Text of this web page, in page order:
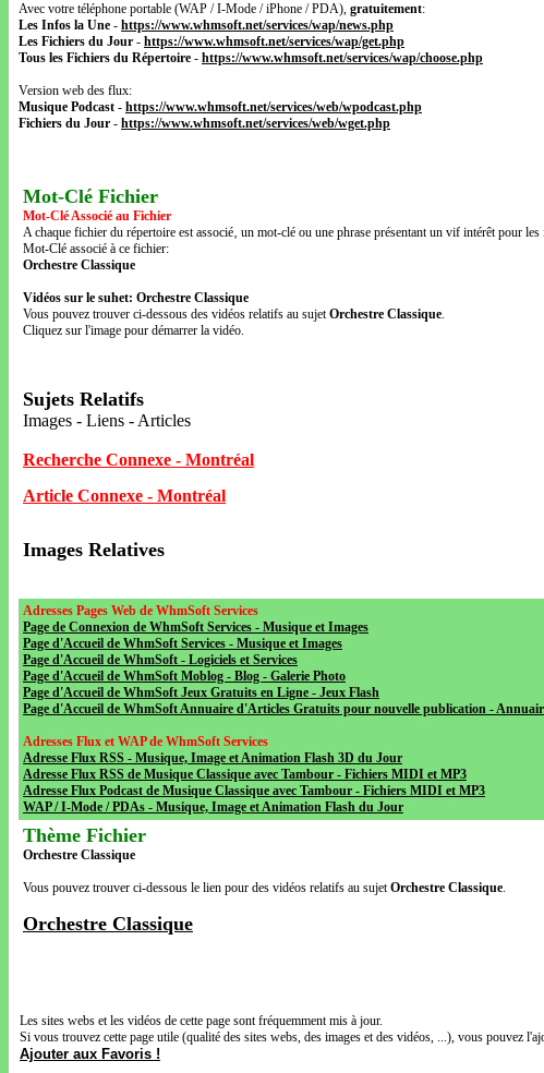
Avec votre téléphone portable (WAP / I-Mode / iPhone / PDA), gratuitement:
Les Infos la Une - https://www.whmsoft.net/services/wap/news.php
Les Fichiers du Jour - https://www.whmsoft.net/services/wap/get.php
Tous les Fichiers du Répertoire - https://www.whmsoft.net/services/wap/choose.php
Version web des flux:
Musique Podcast - https://www.whmsoft.net/services/web/wpodcast.php
Fichiers du Jour - https://www.whmsoft.net/services/web/wget.php
Mot-Clé Fichier
Mot-Clé Associé au Fichier
A chaque fichier du répertoire est associé‚ un mot-clé ou une phrase présentant un vif intérêt pour les
Mot-Clé associé à ce fichier:
Orchestre Classique
Vidéos sur le suhet: Orchestre Classique
Vous pouvez trouver ci-dessous des vidéos relatifs au sujetOrchestre Classique.
Cliquez sur l'image pour démarrer la vidéo.
Sujets Relatifs
Images - Liens - Articles
Recherche Connexe - Montréal
Article Connexe - Montréal
Images Relatives
Adresses Pages Web de WhmSoft Services
Page de Connexion de WhmSoft Services - Musique et Images
Page d'Accueil de WhmSoft Services - Musique et Images
Page d'Accueil de WhmSoft - Logiciels et Services
Page d'Accueil de WhmSoft Moblog - Blog - Galerie Photo
Page d'Accueil de WhmSoft Jeux Gratuits en Ligne - Jeux Flash
Page d'Accueil de WhmSoft Annuaire d'Articles Gratuits pour nouvelle publication -
Adresses Flux et WAP de WhmSoft Services
Adresse Flux RSS - Musique, Image et Animation Flash 3D du Jour
Adresse Flux RSS de Musique Classique avec Tambour - Fichiers MIDI et MP3
Adresse Flux Podcast de Musique Classique avec Tambour - Fichiers MIDI et MP3
WAP / I-Mode / PDAs - Musique, Image et Animation Flash du Jour
Thème Fichier
Orchestre Classique
Vous pouvez trouver ci-dessous le lien pour des vidéos relatifs au sujetOrchestre Classique.
Orchestre Classique
Les sites webs et les vidéos de cette page sont fréquemment mis à jour.
Si vous trouvez cette page utile (qualité des sites webs, des images et des vidéos, ...), vous pouvez
Ajouter aux Favoris !